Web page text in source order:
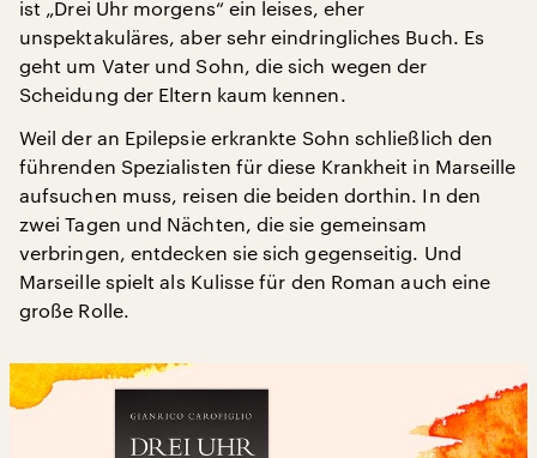
ist „Drei Uhr morgens“ ein leises, eher
unspektakuläres, aber sehr eindringliches Buch. Es
geht um Vater und Sohn, die sich wegen der
Scheidung der Eltern kaum kennen.
Weil der an Epilepsie erkrankte Sohn schließlich den
führenden Spezialisten für diese Krankheit in Marseille
aufsuchen muss, reisen die beiden dorthin. In den
zwei Tagen und Nächten, die sie gemeinsam
verbringen, entdecken sie sich gegenseitig. Und
Marseille spielt als Kulisse für den Roman auch eine
große Rolle.